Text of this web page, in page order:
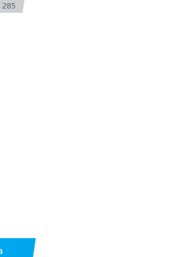
285